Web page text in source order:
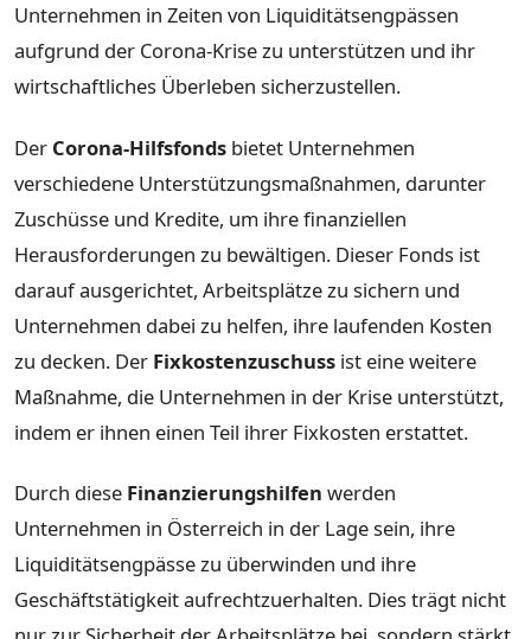
Unternehmen in Zeiten von Liquiditätsengpässen
aufgrund der Corona-Krise zu unterstützen und ihr
wirtschaftliches Überleben sicherzustellen.
Der Corona-Hilfsfonds bietet Unternehmen
verschiedene Unterstützungsmaßnahmen, darunter
Zuschüsse und Kredite, um ihre finanziellen
Herausforderungen zu bewältigen. Dieser Fonds ist
darauf ausgerichtet, Arbeitsplätze zu sichern und
Unternehmen dabei zu helfen, ihre laufenden Kosten
zu decken. Der Fixkostenzuschuss ist eine weitere
Maßnahme, die Unternehmen in der Krise unterstützt,
indem er ihnen einen Teil ihrer Fixkosten erstattet.
Durch diese Finanzierungshilfen werden
Unternehmen in Österreich in der Lage sein, ihre
Liquiditätsengpässe zu überwinden und ihre
Geschäftstätigkeit aufrechtzuerhalten. Dies trägt nicht